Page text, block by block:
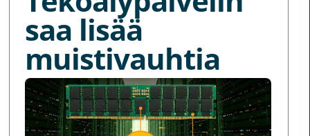
saa lisää
muistivauhtia